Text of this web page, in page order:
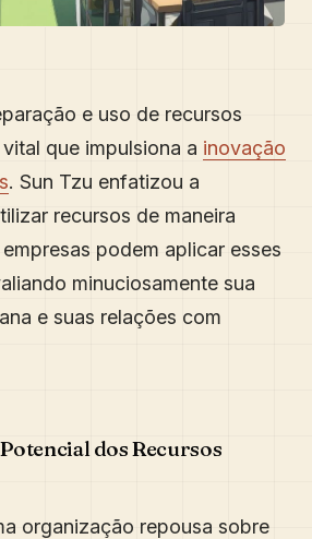
e uso de recursos
que impulsiona a inovação
. Sun Tzu enfatizou a
recursos de maneira
podem aplicar esses
minuciosamente sua
e suas relações com
dos Recursos
organização repousa sobre